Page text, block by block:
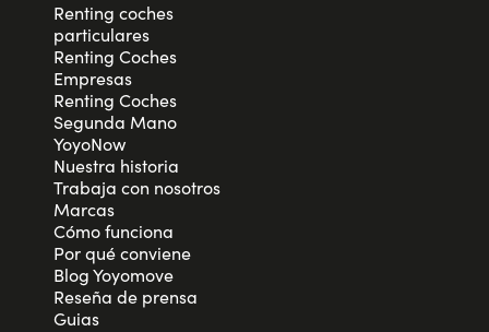
Renting coches
particulares
Renting Coches
Empresas
Renting Coches
Segunda Mano
YoyoNow
Nuestra historia
Trabaja con nosotros
Marcas
Cómo funciona
Por qué conviene
Blog Yoyomove
Reseña de prensa
Guias